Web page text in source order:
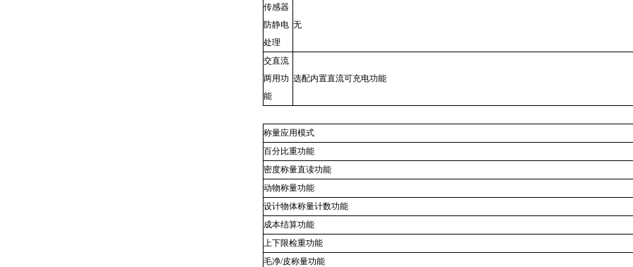
传感器
防静电
处理
无
交直流
两用功
能
选配内置直流可充电功能
称量应用模式
百分比重功能
密度称量直读功能
动物称量功能
设计物体称量计数功能
成本结算功能
上下限检重功能
毛净/皮称量功能